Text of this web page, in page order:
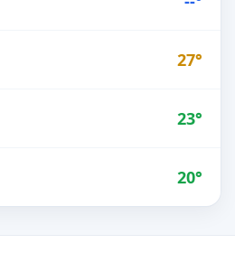
27°
23°
20°